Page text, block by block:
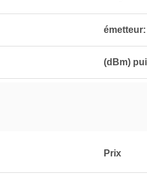
émetteur:
(dBm)
Prix